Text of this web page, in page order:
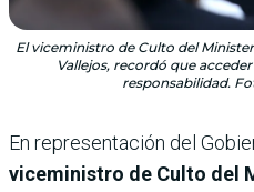
El viceministro de Culto del
Vallejos, recordó que
responsabilidad.
En representación del
viceministro de Culto del